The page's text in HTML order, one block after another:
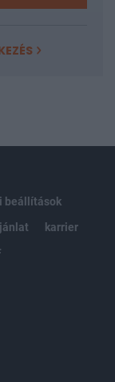
beállítások
karrier